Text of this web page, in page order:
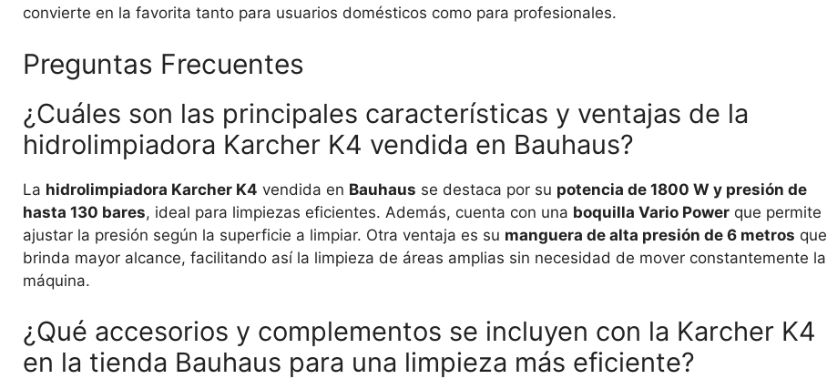
convierte en la favorita tanto para usuarios domésticos como para profesionales.
Preguntas Frecuentes
¿Cuáles son las principales características y ventajas de la
hidrolimpiadora Karcher K4 vendida en Bauhaus?
La hidrolimpiadora Karcher K4 vendida en Bauhaus se destaca por su potencia de 1800 W y presión de
hasta 130 bares, ideal para limpiezas eficientes. Además, cuenta con una boquilla Vario Power que permite
ajustar la presión según la superficie a limpiar. Otra ventaja es su manguera de alta presión de 6 metros que
brinda mayor alcance, facilitando así la limpieza de áreas amplias sin necesidad de mover constantemente la
máquina.
¿Qué accesorios y complementos se incluyen con la Karcher K4
en la tienda Bauhaus para una limpieza más eficiente?